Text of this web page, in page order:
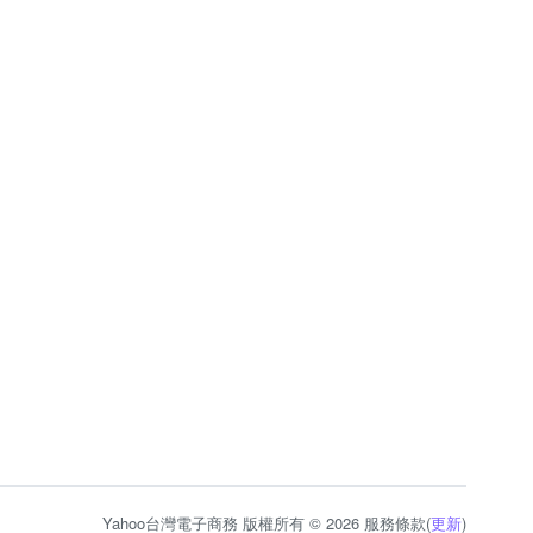
Yahoo台灣電子商務 版權所有 © 2026 服務條款(更新)